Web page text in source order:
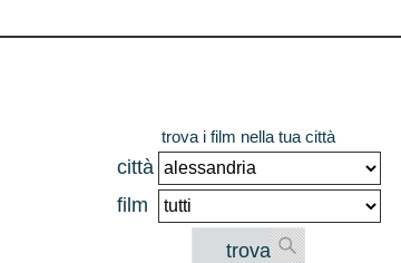
trova i film nella tua città
città
film
trova